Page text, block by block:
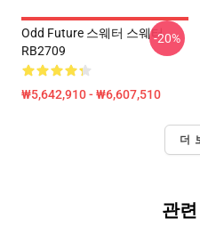
Odd Future 스웨터 스웨터
RB2709
₩5,642,910 - ₩6,607,510
-20%
더
관